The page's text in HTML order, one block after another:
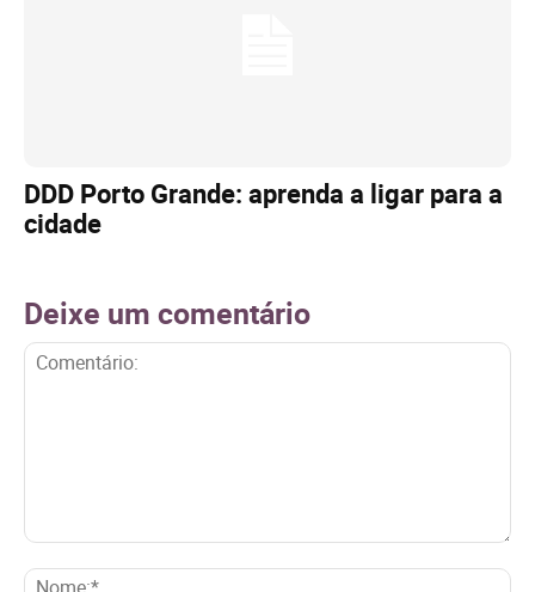
DDD Porto Grande: aprenda a ligar para a
cidade
Deixe um comentário